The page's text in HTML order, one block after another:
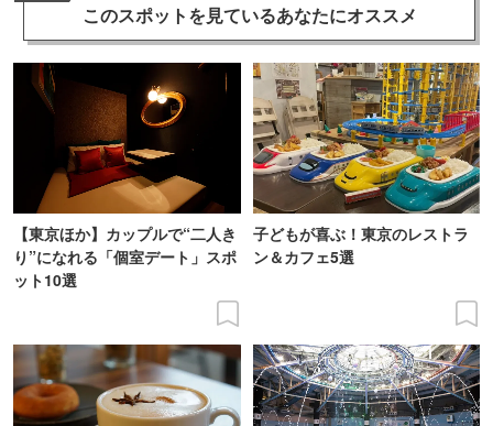
このスポットを見ているあなたにオススメ
【東京ほか】カップルで“二人き
り”になれる「個室デート」スポ
ット10選
子どもが喜ぶ！東京のレストラ
ン＆カフェ5選